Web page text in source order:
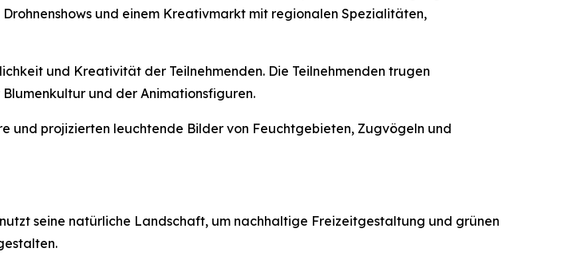
und einem Kreativmarkt mit regionalen Spezialitäten,
und Kreativität der Teilnehmenden. Die Teilnehmenden trugen
und der Animationsfiguren.
und projizierten leuchtende Bilder von Feuchtgebieten, Zugvögeln und
seine natürliche Landschaft, um nachhaltige Freizeitgestaltung und grünen